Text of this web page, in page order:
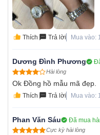
Thích Trả lời Mua vào:
Dương Đình Phương
Hài lòng
Ok Đồng hồ mẫu mã đẹp.
Thích Trả lời Mua vào:
Phan Văn Sáu Đã mua
Cực kỳ hài lòng